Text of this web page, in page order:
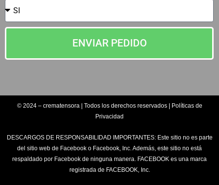
ENVIAR PEDIDO
© 2024 – crematensora | Todos los derechos reservados | Políticas de
Privacidad
DESCARGOS DE RESPONSABILIDAD IMPORTANTES: Este sitio no es parte
del sitio web de Facebook o Facebook, Inc. Además, este sitio no está
respaldado por Facebook de ninguna manera. FACEBOOK es una marca
registrada de FACEBOOK, Inc.